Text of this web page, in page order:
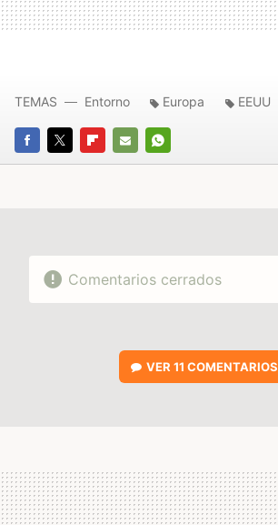
FACEBOOK
TWITTERFLIPBOARD
E-
WHATSAPP
TEMAS Entorno Europa EEUU
Comentarios cerrados
VER11 COMENTARIOS